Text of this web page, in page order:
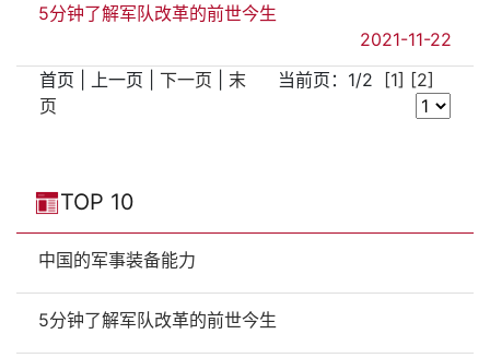
5分钟了解军队改革的前世今生
2021-11-22
首页 | 上一页 | 下一页
末
页
当前页：1/2 [1] [2]
TOP 10
中国的军事装备能力
5分钟了解军队改革的前世今生